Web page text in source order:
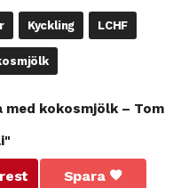
Kyckling LCHF
kokosmjölk – Tom
Spara